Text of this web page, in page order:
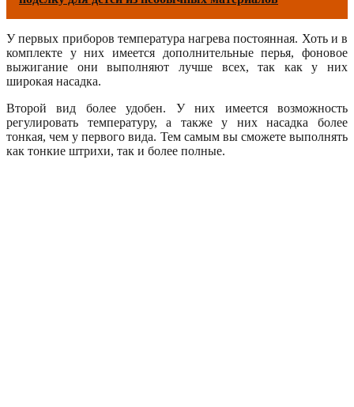
У первых приборов температура нагрева постоянная. Хоть и в
комплекте у них имеется дополнительные перья, фоновое
выжигание они выполняют лучше всех, так как у них
широкая насадка.
Второй вид более удобен. У них имеется возможность
регулировать температуру, а также у них насадка более
тонкая, чем у первого вида. Тем самым вы сможете выполнять
как тонкие штрихи, так и более полные.